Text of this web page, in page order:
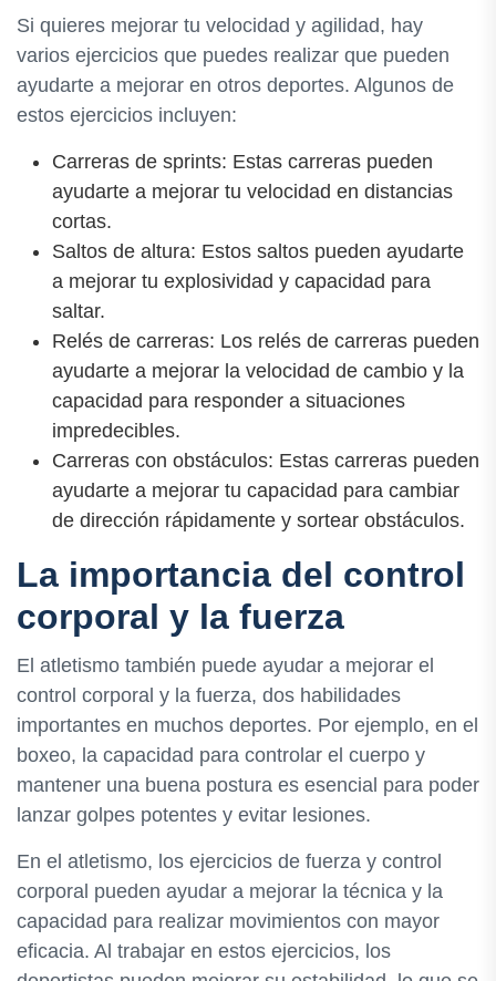
Si quieres mejorar tu velocidad y agilidad, hay
varios ejercicios que puedes realizar que pueden
ayudarte a mejorar en otros deportes. Algunos de
estos ejercicios incluyen:
Carreras de sprints: Estas carreras pueden
ayudarte a mejorar tu velocidad en distancias
cortas.
Saltos de altura: Estos saltos pueden ayudarte
a mejorar tu explosividad y capacidad para
saltar.
Relés de carreras: Los relés de carreras pueden
ayudarte a mejorar la velocidad de cambio y la
capacidad para responder a situaciones
impredecibles.
Carreras con obstáculos: Estas carreras pueden
ayudarte a mejorar tu capacidad para cambiar
de dirección rápidamente y sortear obstáculos.
La importancia del control
corporal y la fuerza
El atletismo también puede ayudar a mejorar el
control corporal y la fuerza, dos habilidades
importantes en muchos deportes. Por ejemplo, en el
boxeo, la capacidad para controlar el cuerpo y
mantener una buena postura es esencial para poder
lanzar golpes potentes y evitar lesiones.
En el atletismo, los ejercicios de fuerza y control
corporal pueden ayudar a mejorar la técnica y la
capacidad para realizar movimientos con mayor
eficacia. Al trabajar en estos ejercicios, los